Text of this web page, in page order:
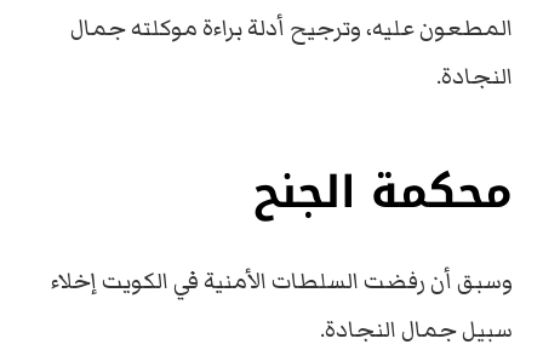
المطعون عليه، وترجيح أدلة براءة موكلته جمال
النجادة.
محكمة الجنح
وسبق أن رفضت السلطات الأمنية في الكويت إخلاء
سبيل جمال النجادة.